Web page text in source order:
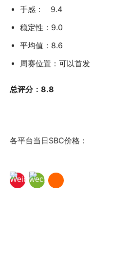
手感： 9.4
稳定性：9.0
平均值：8.6
周赛位置：可以首发
总评分：8.8
各平台当日SBC价格：